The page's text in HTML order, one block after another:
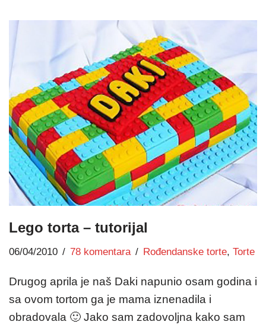
Lego torta – tutorijal
06/04/2010 78 komentara Rođendanske torte, Torte
Drugog aprila je naš Daki napunio osam godina i
sa ovom tortom ga je mama iznenadila i
obradovala 🙂 Jako sam zadovoljna kako sam